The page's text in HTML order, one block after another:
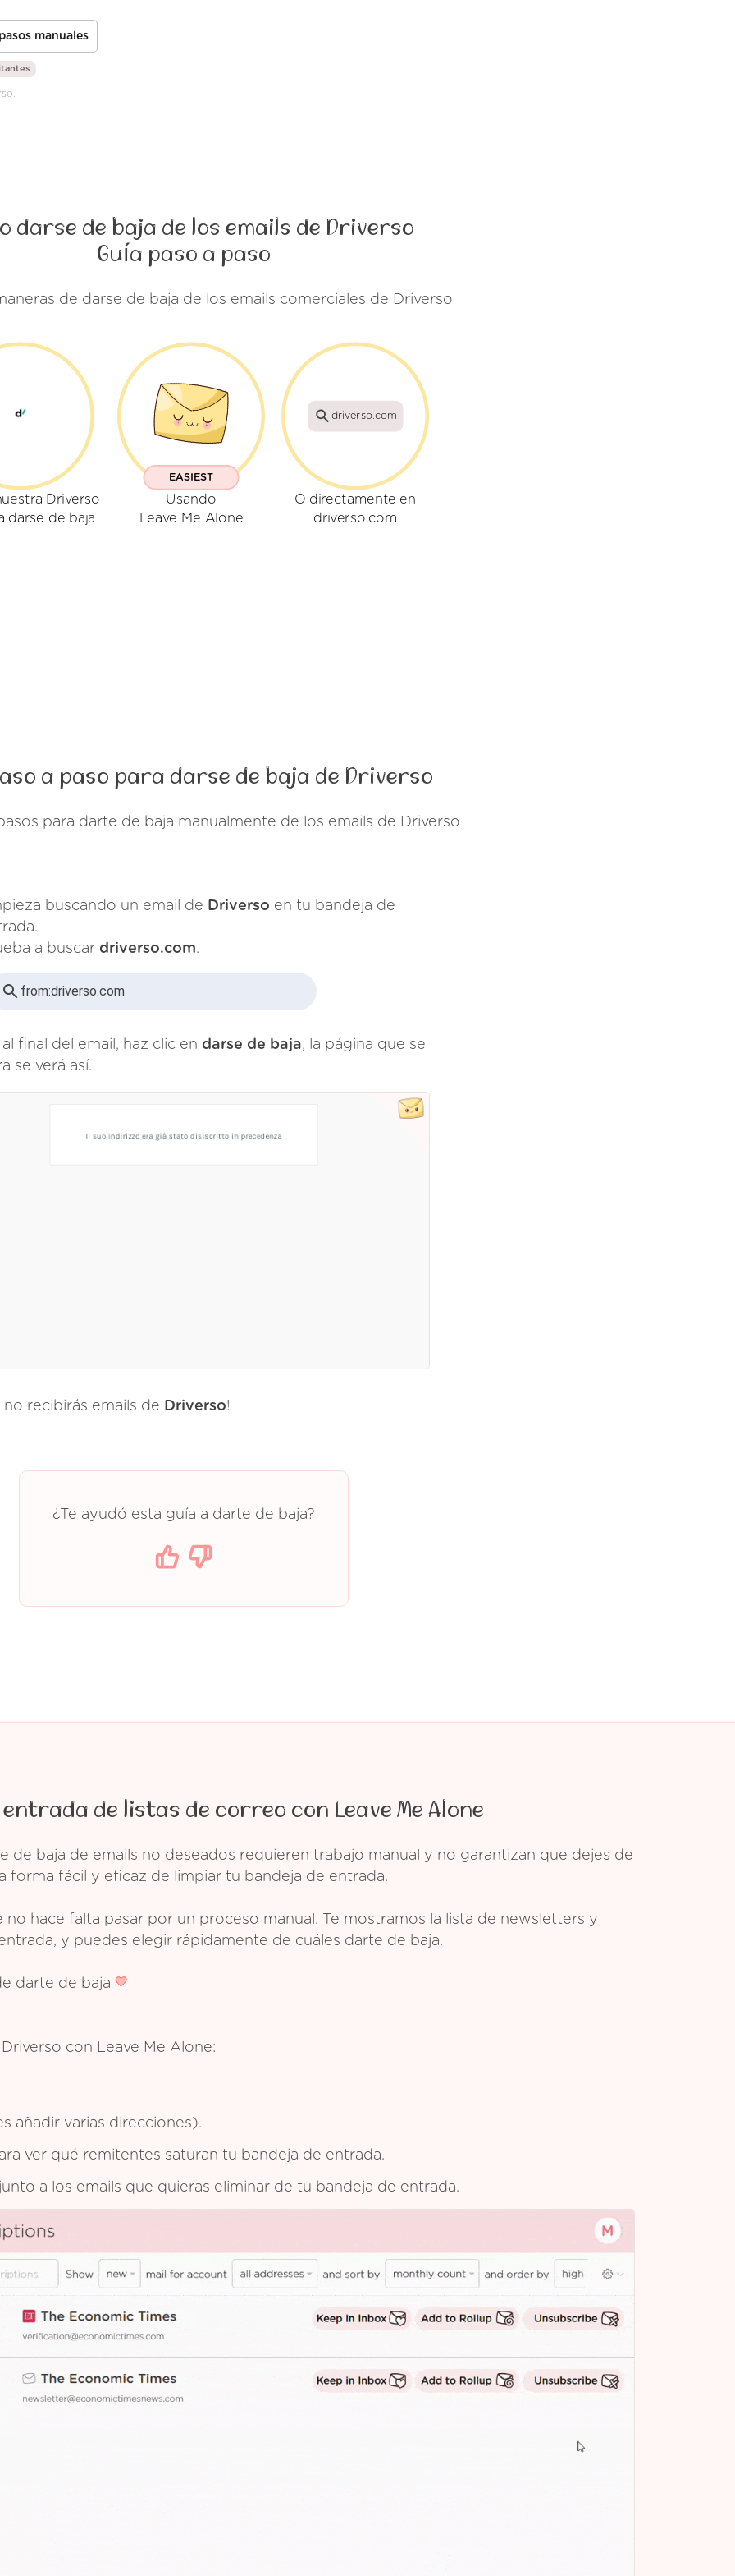
manuales
darse de baja de los emails de Driverso
Guía paso a paso
de darse de baja de los emails comerciales de Driverso
Driverso
darse de baja
EASIEST
Usando
Leave Me Alone
driverso.com
O directamente en
driverso.com
a paso para darse de baja de Driverso
para darte de baja manualmente de los emails de Driverso
buscando un email de Driverso en tu bandeja de
a buscar driverso.com.
from:driverso.com
final del email, haz clic en darse de baja, la página que se
se verá así.
no recibirás emails de Driverso!
¿Te ayudó esta guía a darte de baja?
de listas de correo con Leave Me Alone
de baja de emails no deseados requieren trabajo manual y no garantizan que dejes de
forma fácil y eficaz de limpiar tu bandeja de entrada.
no hace falta pasar por un proceso manual. Te mostramos la lista de newsletters y
y puedes elegir rápidamente de cuáles darte de baja.
darte de baja
con Leave Me Alone:
añadir varias direcciones).
ver qué remitentes saturan tu bandeja de entrada.
a los emails que quieras eliminar de tu bandeja de entrada.